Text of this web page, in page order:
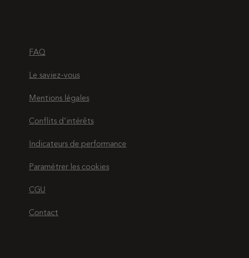
FAQ
Le saviez-vous
Mentions légales
Conflits d'intérêts
Indicateurs de performance
Paramétrer les cookies
CGU
Contact